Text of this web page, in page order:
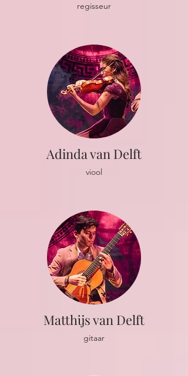
regisseur
Adinda van Delft
viool
Matthijs van Delft
gitaar